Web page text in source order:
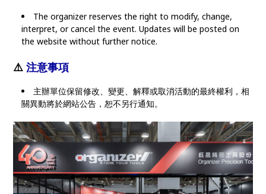
The organizer reserves the right to modify, change,
interpret, or cancel the event. Updates will be posted on
the website without further notice.
⚠️注意事項
主辦單位保留修改、變更、解釋或取消活動的最終權利，相
關異動將於網站公告，恕不另行通知。